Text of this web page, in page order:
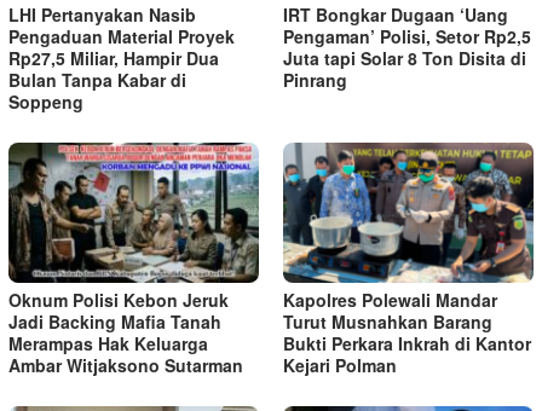
LHI Pertanyakan Nasib
Pengaduan Material Proyek
Rp27,5 Miliar, Hampir Dua
Bulan Tanpa Kabar di
Soppeng
IRT Bongkar Dugaan ‘Uang
Pengaman’ Polisi, Setor Rp2,5
Juta tapi Solar 8 Ton Disita di
Pinrang
Oknum Polisi Kebon Jeruk
Jadi Backing Mafia Tanah
Merampas Hak Keluarga
Ambar Witjaksono Sutarman
Kapolres Polewali Mandar
Turut Musnahkan Barang
Bukti Perkara Inkrah di Kantor
Kejari Polman